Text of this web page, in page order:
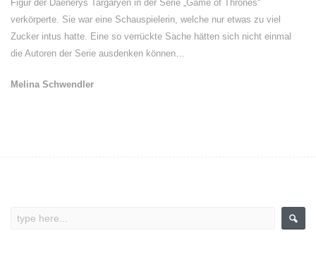
Figur der Daenerys Targaryen in der Serie „Game of Thrones“
verkörperte. Sie war eine Schauspielerin, welche nur etwas zu viel
Zucker intus hatte. Eine so verrückte Sache hätten sich nicht einmal
die Autoren der Serie ausdenken können…
Melina Schwendler